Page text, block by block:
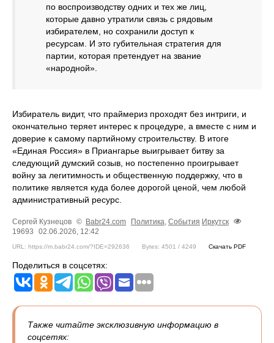
по воспроизводству одних и тех же лиц,
которые давно утратили связь с рядовым
избирателем, но сохранили доступ к
ресурсам. И это губительная стратегия для
партии, которая претендует на звание
«народной».
Избиратель видит, что праймериз проходят без интриги, и
окончательно теряет интерес к процедуре, а вместе с ним и
доверие к самому партийному строительству. В итоге
«Единая Россия» в Приангарье выигрывает битву за
следующий думский созыв, но постепенно проигрывает
войну за легитимность и общественную поддержку, что в
политике является куда более дорогой ценой, чем любой
административный ресурс.
Сергей Кузнецов © Babr24.com Политика, События Иркутск
19693
02.06.2026, 12:42
URL: https://m.babr24.com/?IDE=292636 Bytes: 4501 / 4249 Скачать PDF
Поделиться в соцсетях:
Также читайте эксклюзивную информацию в
соцсетях: